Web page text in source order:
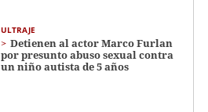
ULTRAJE
Detienen al actor Marco Furlan
por presunto abuso sexual contra
un niño autista de 5 años